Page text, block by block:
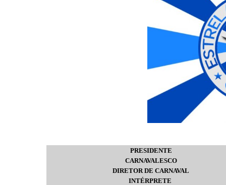
PRESIDENTE
CARNAVALESCO
DIRETOR DE CARNAVAL
INTÉRPRETE